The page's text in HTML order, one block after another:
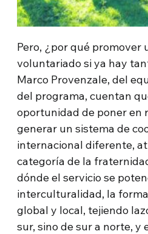
Pero, ¿por qué promover
voluntariado si ya hay
Marco Provenzale, del
del programa, cuentan
oportunidad de poner en
generar un sistema de
internacional diferente,
categoría de la
dónde el servicio se
interculturalidad, la
global y local, tejiendo
sur, sino de sur a norte, y